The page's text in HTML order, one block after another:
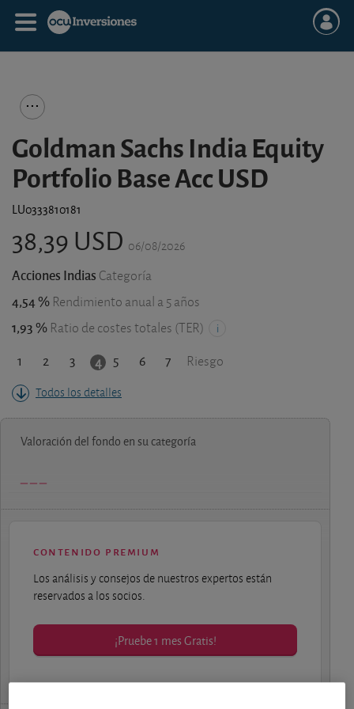
Goldman Sachs India Equity
Portfolio Base Acc USD
LU0333810181
38,39 USD 06/08/2026
Acciones Indias Categoría
4,54 % Rendimiento anual a 5 años
1,93 % Ratio de costes totales (TER)
1 2 3 4 5 6 7 Riesgo
Todos los detalles
Valoración del fondo en su categoría
contenido premium
Los análisis y consejos de nuestros expertos están
reservados a los socios.
¡Pruebe 1 mes Gratis!